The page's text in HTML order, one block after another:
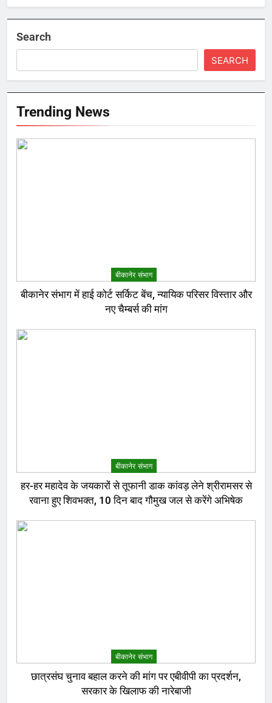
Search
SEARCH
Trending News
बीकानेर संभाग
बीकानेर संभाग में हाई कोर्ट सर्किट बेंच, न्यायिक परिसर विस्तार और
नए चैम्बर्स की मांग
बीकानेर संभाग
हर-हर महादेव के जयकारों से तूफानी डाक कांवड़ लेने श्रीरामसर से
रवाना हुए शिवभक्त, 10 दिन बाद गौमुख जल से करेंगे अभिषेक
बीकानेर संभाग
छात्रसंघ चुनाव बहाल करने की मांग पर एबीवीपी का प्रदर्शन,
सरकार के खिलाफ की नारेबाजी